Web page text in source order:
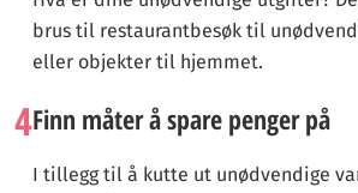
brus til restaurantbesøk til
eller objekter til hjemmet.
4Finn måter å spare penger på
I tillegg til å kutte ut unødvendige